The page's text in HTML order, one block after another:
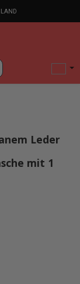
auf dem Merkzettel
Leder
mit 1